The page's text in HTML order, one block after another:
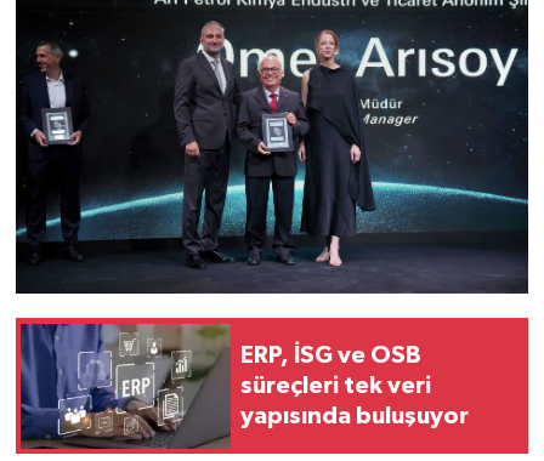
ERP, İSG ve OSB
süreçleri tek veri
yapısında buluşuyor